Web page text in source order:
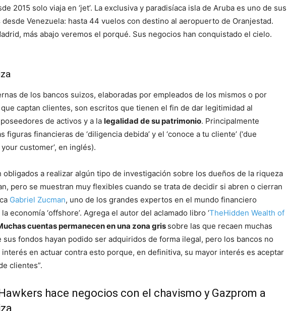
2015 solo viaja en ‘jet’. La exclusiva y paradisíaca isla de Aruba es uno de sus
Venezuela: hasta 44 vuelos con destino al aeropuerto de Oranjestad.
más abajo veremos el porqué. Sus negocios han conquistado el cielo.
de los bancos suizos, elaboradas por empleados de los mismos o por
captan clientes, son escritos que tienen el fin de dar legitimidad al
de activos y a la legalidad de su patrimonio. Principalmente
figuras financieras de ‘diligencia debida’ y el ‘conoce a tu cliente’ (‘due
your customer’, en inglés).
obligados a realizar algún tipo de investigación sobre los dueños de la riqueza
pero se muestran muy flexibles cuando se trata de decidir si abren o cierran
Gabriel Zucman, uno de los grandes expertos en el mundo financiero
economía ‘offshore’. Agrega el autor del aclamado libro ‘TheHidden Wealth of
cuentas permanecen en una zona gris sobre las que recaen muchas
sus fondos hayan podido ser adquiridos de forma ilegal, pero los bancos no
en actuar contra esto porque, en definitiva, su mayor interés es aceptar
clientes”.
hace negocios con el chavismo y Gazprom a